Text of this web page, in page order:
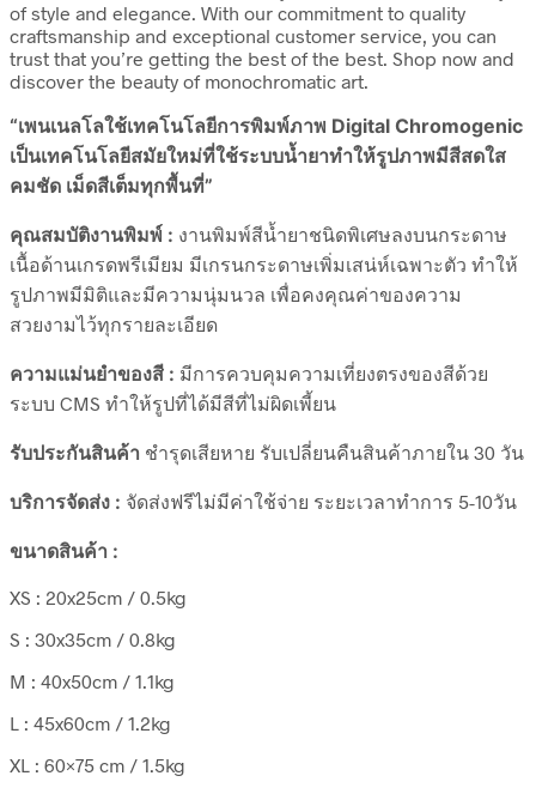
of style and elegance. With our commitment to quality
craftsmanship and exceptional customer service, you can
trust that you’re getting the best of the best. Shop now and
discover the beauty of monochromatic art.
“เพนเนลโลใช้เทคโนโลยีการพิมพ์ภาพ Digital Chromogenic
เป็นเทคโนโลยีสมัยใหม่ที่ใช้ระบบน้ำยาทำให้รูปภาพมีสีสดใส
คมชัด เม็ดสีเต็มทุกพื้นที่”
คุณสมบัติงานพิมพ์ : งานพิมพ์สีน้ำยาชนิดพิเศษลงบนกระดาษ
เนื้อด้านเกรดพรีเมียม มีเกรนกระดาษเพิ่มเสน่ห์เฉพาะตัว ทำให้
รูปภาพมีมิติและมีความนุ่มนวล เพื่อคงคุณค่าของความ
สวยงามไว้ทุกรายละเอียด
ความแม่นยำของสี : มีการควบคุมความเที่ยงตรงของสีด้วย
ระบบ CMS ทำให้รูปที่ได้มีสีที่ไม่ผิดเพี้ยน
รับประกันสินค้า ชำรุดเสียหาย รับเปลี่ยนคืนสินค้าภายใน 30 วัน
บริการจัดส่ง : จัดส่งฟรีไม่มีค่าใช้จ่าย ระยะเวลาทำการ 5-10วัน
ขนาดสินค้า :
XS : 20x25cm / 0.5kg
S : 30x35cm / 0.8kg
M : 40x50cm / 1.1kg
L : 45x60cm / 1.2kg
XL : 60×75 cm / 1.5kg